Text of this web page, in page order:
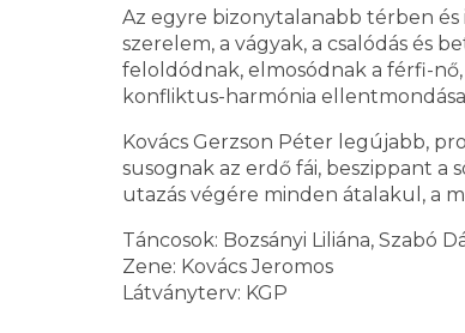
Az egyre bizonytalanabb térben
szerelem, a vágyak, a csalódás és
feloldódnak, elmosódnak a férfi-
konfliktus-harmónia
Kovács Gerzson Péter legújabb,
susognak az erdő fái, beszippant a
utazás végére minden átalakul, a
Táncosok: Bozsányi Liliána, Szabó
Zene: Kovács Jeromos
Látványterv: KGP